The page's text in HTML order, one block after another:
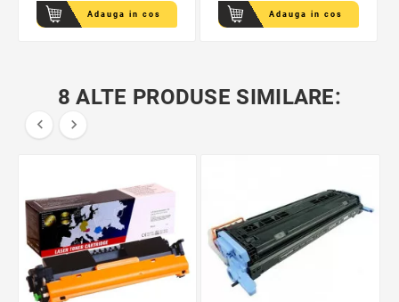
Adauga in cos Adauga in cos
8 ALTE PRODUSE SIMILARE:
 